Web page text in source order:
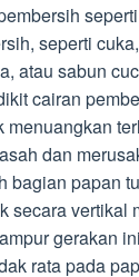
seperti
atau sabun
cairan
menuangkan
dan
bagian papan
secara vertikal
gerakan
rata pada